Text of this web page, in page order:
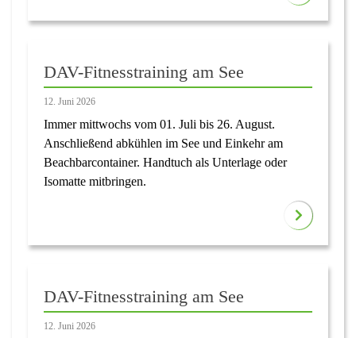
DAV-Fitnesstraining am See
12. Juni 2026
Immer mittwochs vom 01. Juli bis 26. August.
Anschließend abkühlen im See und Einkehr am
Beachbarcontainer. Handtuch als Unterlage oder
Isomatte mitbringen.
DAV-Fitnesstraining am See
12. Juni 2026